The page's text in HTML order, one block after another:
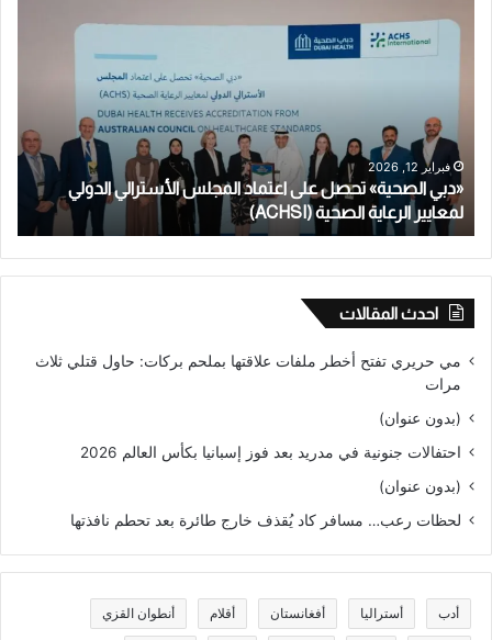
الصحية»
المجلس
الأسترالي
الدولي
لمعايير
الرعاية
الصحية
(ACHSI)
فبراير 12, 2026
«دبي الصحية» تحصل على اعتماد المجلس الأسترالي الدولي
لمعايير الرعاية الصحية (ACHSI)
من
احدث المقالات
مي حريري تفتح أخطر ملفات علاقتها بملحم بركات: حاول قتلي ثلاث
مرات
(بدون عنوان)
احتفالات جنونية في مدريد بعد فوز إسبانيا بكأس العالم 2026
(بدون عنوان)
لحظات رعب… مسافر كاد يُقذف خارج طائرة بعد تحطم نافذتها
أدب أستراليا أفغانستان أقلام أنطوان القزي